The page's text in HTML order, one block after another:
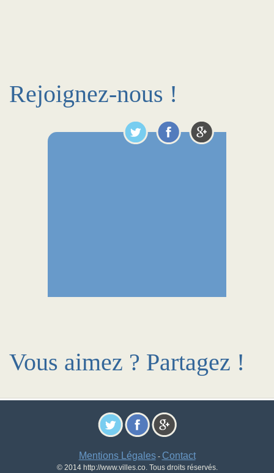
Rejoignez-nous !
Vous aimez ? Partagez !
Mentions Légales- Contact
© 2014 http://www.villes.co. Tous droits réservés.